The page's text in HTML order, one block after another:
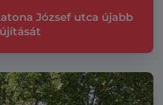
József utca újabb